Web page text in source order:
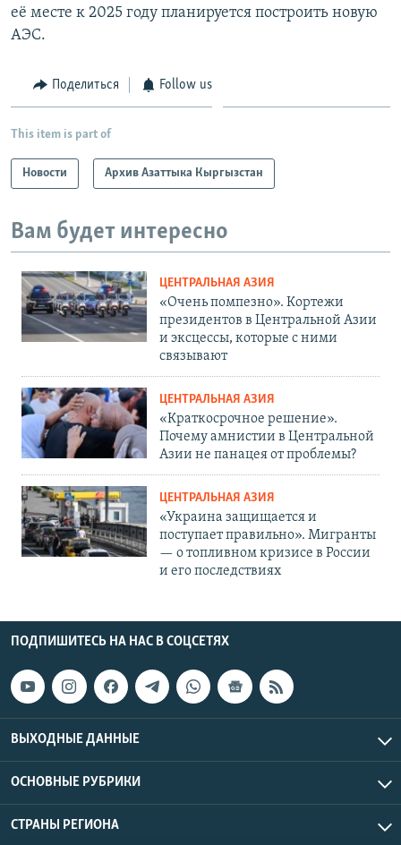
её месте к 2025 году планируется построить новую
АЭС.
Поделиться Follow us
This item is part of
Новости Архив Азаттыка Кыргызстан
Вам будет интересно
ЦЕНТРАЛЬНАЯ АЗИЯ
«Очень помпезно». Кортежи
президентов в Центральной Азии
и эксцессы, которые с ними
связывают
ЦЕНТРАЛЬНАЯ АЗИЯ
«Краткосрочное решение».
Почему амнистии в Центральной
Азии не панацея от проблемы?
ЦЕНТРАЛЬНАЯ АЗИЯ
«Украина защищается и
поступает правильно». Мигранты
— о топливном кризисе в России
и его последствиях
ПОДПИШИТЕСЬ НА НАС В СОЦСЕТЯХ
ВЫХОДНЫЕ ДАННЫЕ
ОСНОВНЫЕ РУБРИКИ
СТРАНЫ РЕГИОНА